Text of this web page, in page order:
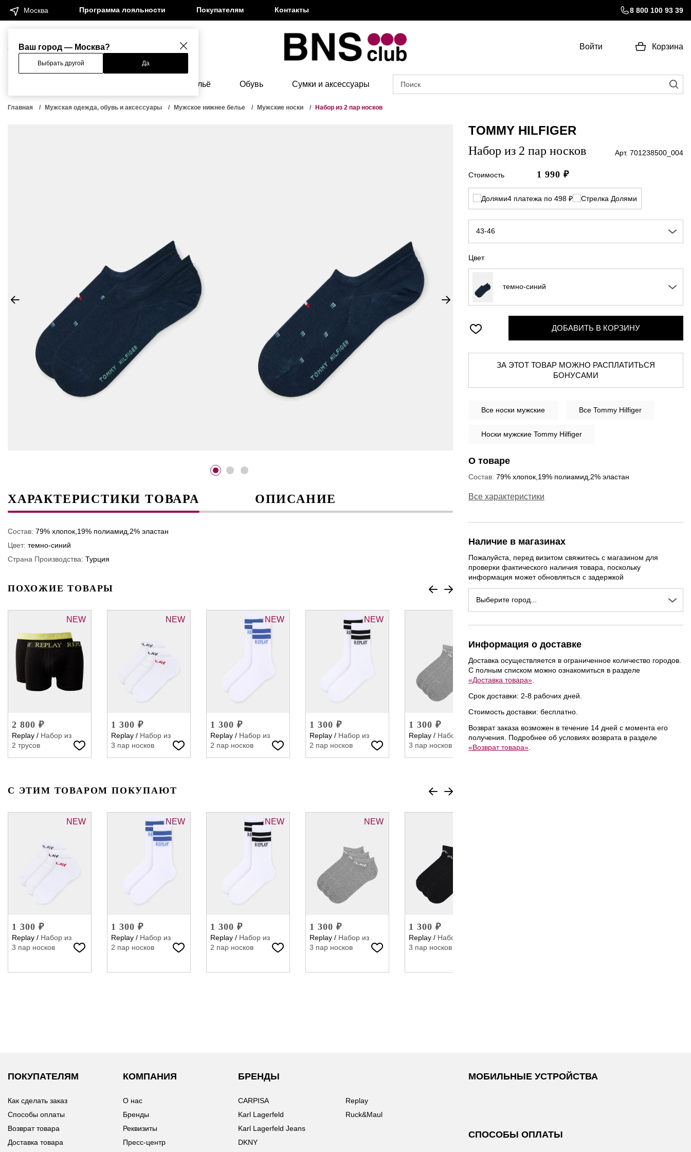
Ваш город — Москва?
Выбрать другой Да
Москва Программа лояльности Покупателям Контакты 8 800 100 93 39
Женщинам Мужчинам Войти Корзина
Бельё Обувь Сумки и аксессуары
Главная Мужская одежда, обувь и аксессуары Мужское нижнее белье Мужские носки Набор из 2 пар носков
ХАРАКТЕРИСТИКИ ТОВАРА ОПИСАНИЕ
Состав: 79% хлопок,19% полиамид,2% эластан
Цвет: темно-синий
Страна Производства: Турция
ПОХОЖИЕ ТОВАРЫ
NEW
2 800 ₽
Replay / Набор из
2 трусов
NEW
1 300 ₽
Replay / Набор из
3 пар носков
NEW
1 300 ₽
Replay / Набор из
2 пар носков
NEW
1 300 ₽
Replay / Набор из
2 пар носков
1 300 ₽
Replay / Набор из
3 пар носков
1 300 ₽
Replay/Набор из
3 пар носков
1 300 ₽
Replay /Набор из
С ЭТИМ ТОВАРОМ ПОКУПАЮТ
NEW
1 300 ₽
Replay / Набор из
3 пар носков
NEW
1 300 ₽
Replay / Набор из
2 пар носков
NEW
1 300 ₽
Replay / Набор из
2 пар носков
NEW
1 300 ₽
Replay / Набор из
3 пар носков
1 300 ₽
Replay / Набор из
3 пар носков
TOMMY HILFIGER
Набор из 2 пар носков Арт. 701238500_004
Стоимость 1 990 ₽
4 платежа по 498 ₽
43-46
Цвет
темно-синий
ДОБАВИТЬ В КОРЗИНУ
ЗА ЭТОТ ТОВАР МОЖНО РАСПЛАТИТЬСЯ
БОНУСАМИ
Все носки мужские Все Tommy Hilfiger
Носки мужские Tommy Hilfiger
О товаре
Состав: 79% хлопок,19% полиамид,2% эластан
Все характеристики
Наличие в магазинах
Пожалуйста, перед визитом свяжитесь с магазином для
проверки фактического наличия товара, поскольку
информация может обновляться с задержкой
Выберите город...
Информация о доставке
Доставка осуществляется в ограниченное количество городов.
С полным списком можно ознакомиться в разделе
«Доставка товара»
Срок доставки: 2-8 рабочих дней.
Стоимость доставки: бесплатно.
Возврат заказа возможен в течение 14 дней с момента его
получения. Подробнее об условиях возврата в разделе
«Возврат товара»
ПОКУПАТЕЛЯМ
Как сделать заказ
Способы оплаты
Возврат товара
Доставка товара
КОМПАНИЯ
О нас
Бренды
Реквизиты
Пресс-центр
БРЕНДЫ
CARPISA
Karl Lagerfeld
Karl Lagerfeld Jeans
DKNY
Replay
Ruck&Maul
МОБИЛЬНЫЕ УСТРОЙСТВА
СПОСОБЫ ОПЛАТЫ